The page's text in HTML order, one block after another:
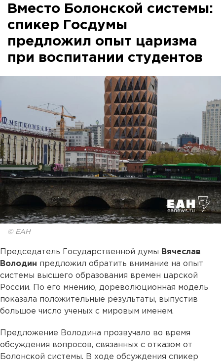
Вместо Болонской системы:
спикер Госдумы
предложил опыт царизма
при воспитании студентов
© ЕАН
Председатель Государственной думы Вячеслав
Володин предложил обратить внимание на опыт
системы высшего образования времен царской
России. По его мнению, дореволюционная модель
показала положительные результаты, выпустив
большое число ученых с мировым именем.
Предложение Володина прозвучало во время
обсуждения вопросов, связанных с отказом от
Болонской системы. В ходе обсуждения спикер